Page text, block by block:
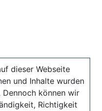
dieser Webseite
und Inhalte wurden
können wir
Richtigkeit